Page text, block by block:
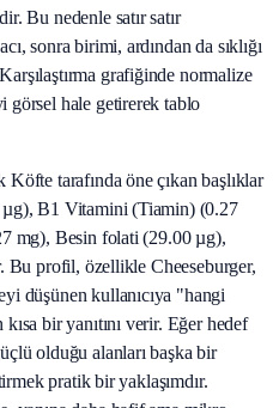
Bu nedenle satır satır
sonra birimi, ardından da sıklığı
grafiğinde normalize
görsel hale getirerek tablo
tarafında öne çıkan başlıklar
B1 Vitamini (Tiamin) (0.27
mg), Besin folati (29.00 µg),
Bu profil, özellikle Cheeseburger,
düşünen kullanıcıya "hangi
bir yanıtını verir. Eğer hedef
olduğu alanları başka bir
pratik bir yaklaşımdır.